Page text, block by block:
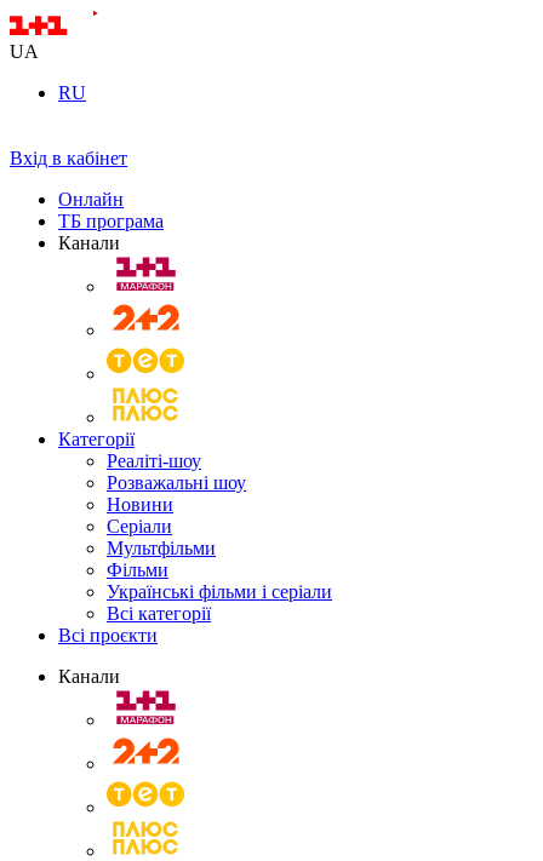
UA
RU
Вхід в кабінет
Онлайн
ТБ програма
Канали
Категорії
Реаліті-шоу
Розважальні шоу
Новини
Серіали
Мультфільми
Фільми
Українські фільми і серіали
Всі категорії
Всі проєкти
Канали